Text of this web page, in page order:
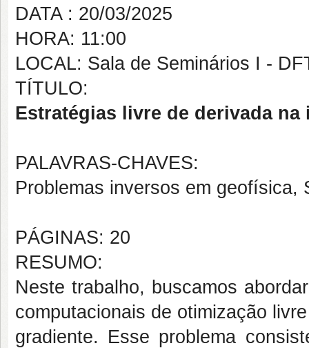
DATA : 20/03/2025
HORA: 11:00
LOCAL: Sala de Seminários I -
TÍTULO:
Estratégias livre de derivada
PALAVRAS-CHAVES:
Problemas inversos em
PÁGINAS: 20
RESUMO:
Neste trabalho, buscamos
computacionais de otimização
gradiente. Esse problema